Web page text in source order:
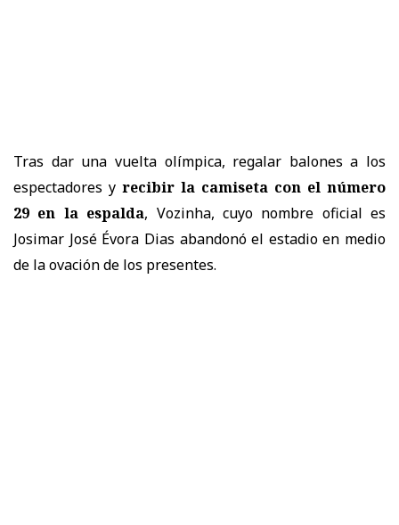
Tras dar una vuelta olímpica, regalar balones a los
espectadores y recibir la camiseta con el número
29 en la espalda, Vozinha, cuyo nombre oficial es
Josimar José Évora Dias abandonó el estadio en medio
de la ovación de los presentes.